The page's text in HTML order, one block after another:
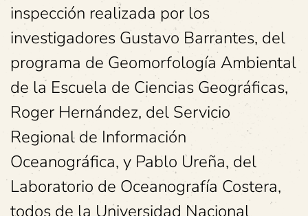
inspección realizada por los
investigadores Gustavo Barrantes, del
programa de Geomorfología Ambiental
de la Escuela de Ciencias Geográficas,
Roger Hernández, del Servicio
Regional de Información
Oceanográfica, y Pablo Ureña, del
Laboratorio de Oceanografía Costera,
todos de la Universidad Nacional